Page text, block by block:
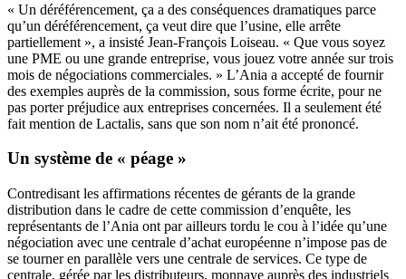
« Un déréférencement, ça a des conséquences dramatiques parce
qu’un déréférencement, ça veut dire que l’usine, elle arrête
partiellement », a insisté Jean-François Loiseau. « Que vous soyez
une PME ou une grande entreprise, vous jouez votre année sur trois
mois de négociations commerciales. » L’Ania a accepté de fournir
des exemples auprès de la commission, sous forme écrite, pour ne
pas porter préjudice aux entreprises concernées. Il a seulement été
fait mention de Lactalis, sans que son nom n’ait été prononcé.
Un système de « péage »
Contredisant les affirmations récentes de gérants de la grande
distribution dans le cadre de cette commission d’enquête, les
représentants de l’Ania ont par ailleurs tordu le cou à l’idée qu’une
négociation avec une centrale d’achat européenne n’impose pas de
se tourner en parallèle vers une centrale de services. Ce type de
centrale, gérée par les distributeurs, monnaye auprès des industriels